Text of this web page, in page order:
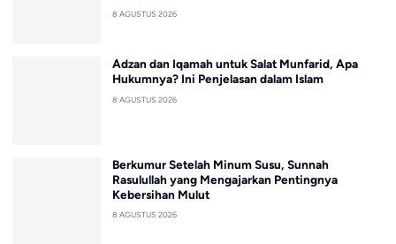
8 AGUSTUS 2026
Adzan dan Iqamah untuk Salat Munfarid, Apa
Hukumnya? Ini Penjelasan dalam Islam
8 AGUSTUS 2026
Berkumur Setelah Minum Susu, Sunnah
Rasulullah yang Mengajarkan Pentingnya
Kebersihan Mulut
8 AGUSTUS 2026